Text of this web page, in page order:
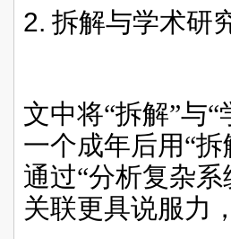
2. 拆解与学术研
文中将“拆解”与
一个成年后用“
通过“分析复杂
关联更具说服力